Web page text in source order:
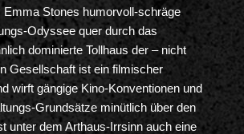
Emma Stones humorvoll-schräge
Odyssee quer durch das
dominierte Tollhaus der – nicht
Gesellschaft ist ein filmischer
wirft gängige Kino-Konventionen und
Grundsätze minütlich über den
unter dem Arthaus-Irrsinn auch eine